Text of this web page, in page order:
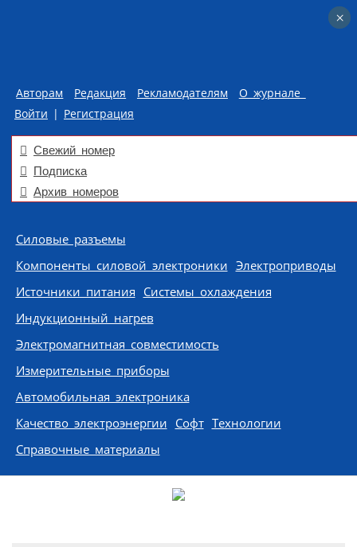
Авторам Редакция Рекламодателям
О журнале
Войти | Регистрация
Свежий номер
Подписка
Архив номеров
Skip to content
Силовые разъемы
Компоненты силовой электроники Электроприводы
Источники питания Системы охлаждения
Индукционный нагрев
Электромагнитная совместимость
Измерительные приборы
Автомобильная электроника
Качество электроэнергии Софт Технологии
Справочные материалы
×
×